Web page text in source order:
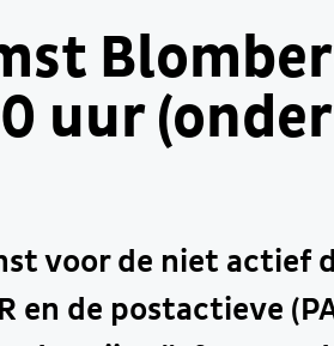
uur (onder
voor de niet actief
en de postactieve